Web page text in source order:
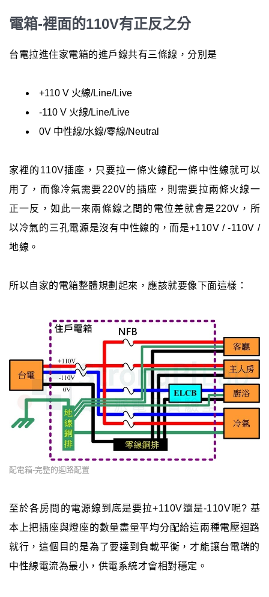
電箱-裡面的110V有正反之分
台電拉進住家電箱的進戶線共有三條線，分別是
+110 V 火線/Line/Live
-110 V 火線/Line/Live
0V 中性線/水線/零線/Neutral
家裡的110V插座，只要拉一條火線配一條中性線就可以
用了，而像冷氣需要220V的插座，則需要拉兩條火線一
正一反，如此一來兩條線之間的電位差就會是220V，所
以冷氣的三孔電源是沒有中性線的，而是+110V / -110V /
地線。
所以自家的電箱整體規劃起來，應該就要像下面這樣：
配電箱-完整的迴路配置
至於各房間的電源線到底是要拉+110V還是-110V呢? 基
本上把插座與燈座的數量盡量平均分配給這兩種電壓迴路
就行，這個目的是為了要達到負載平衡，才能讓台電端的
中性線電流為最小，供電系統才會相對穩定。